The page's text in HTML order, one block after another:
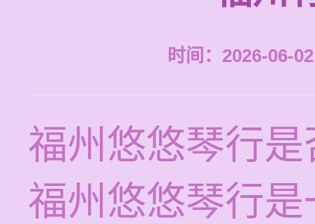
时间：2026-06-
福州悠悠琴行
福州悠悠琴行